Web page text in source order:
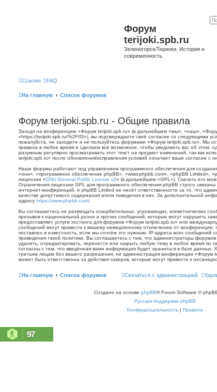
Форум
terijoki.spb.ru
Зеленогорск/Териоки. История и
современность.
Ссылки FAQ
На главную Список форумов
Форум terijoki.spb.ru - Общие правила
Заходя на конференцию «Форум terijoki.spb.ru» (в дальнейшем «мы», «наш»,
«https://terijoki.spb.ru/%2F/f3»), вы подтверждаете своё согласие со следующими
пожалуйста, не заходите и не пользуйтесь форумами «Форум terijoki.spb.ru». Мы
правила в любое время и сделаем всё возможное, чтобы уведомить вас об этом,
разумным регулярно просматривать этот текст на предмет изменений, так как
terijoki.spb.ru» после обновления/исправления условий означает ваше согласие с
Наши форумы работают под управлением программного обеспечения для
«они», «программное обеспечение phpBB», «www.phpbb.com», «phpBB Limited»,
лицензии «GNU General Public License v2» (в дальнейшем «GPL»). Скачать его
Ограничения лицензии GPL для программного обеспечения phpBB строго
интернет-конференций, и phpBB Limited не несёт ответственности за то, что
качестве допустимого содержания и/или поведения в них. За дополнительной
адресу https://www.phpbb.com/
Вы соглашаетесь не размещать оскорбительных, угрожающих, клеветнических
призывов к национальной розни и прочих сообщений, которые могут нарушить
предоставляет услуги хостинга для форумов «Форум terijoki.spb.ru» или
сообщений могут привести к вашему немедленному отключению от конференции,
поставлен в известность, если мы сочтём это нужным. IP-адреса всех сообщений
проведения такой политики. Вы соглашаетесь с тем, что администраторы
удалить, отредактировать, перенести или закрыть любую тему в любое время по
согласны с тем, что введённая вами информация будет храниться в базе данных.
третьим лицам без вашего разрешения, ни администрация конференции «Форум
может быть ответственна за действия хакеров, которые могут привести к
На главную Список форумов Связаться с администрацией
Создано на основе phpBB® Forum Software ©
Русская поддержка phpBB
Конфиденциальность | Правила
97